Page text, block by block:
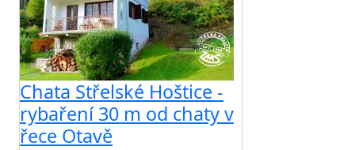
Chata Střelské Hoštice -
rybaření 30 m od chaty v
řece Otavě